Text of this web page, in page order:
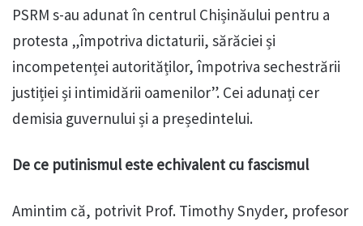
PSRM s-au adunat în centrul Chișinăului pentru a
protesta „împotriva dictaturii, sărăciei și
incompetenței autorităților, împotriva sechestrării
justiției și intimidării oamenilor”. Cei adunați cer
demisia guvernului și a președintelui.
De ce putinismul este echivalent cu fascismul
Amintim că, potrivit Prof. Timothy Snyder, profesor